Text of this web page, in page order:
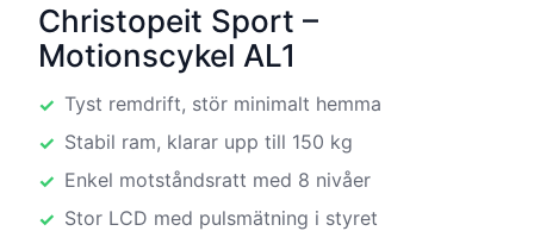
Christopeit Sport –
Motionscykel AL1
Tyst remdrift, stör minimalt hemma
Stabil ram, klarar upp till 150 kg
Enkel motståndsratt med 8 nivåer
Stor LCD med pulsmätning i styret